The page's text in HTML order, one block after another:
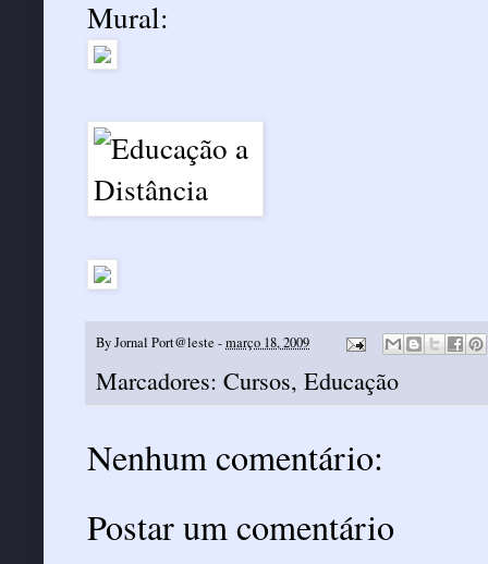
Mural:
ByJornal Port@leste -março 18, 2009
Marcadores: Cursos, Educação
Nenhum comentário:
Postar um comentário